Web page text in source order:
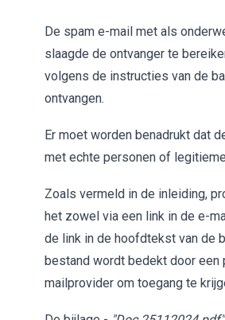
De spam e-mail met als
slaagde de ontvanger te
volgens de instructies van de
ontvangen.
Er moet worden benadrukt dat
met echte personen of
Zoals vermeld in de inleiding,
het zowel via een link in de e-
de link in de hoofdtekst van de
bestand wordt bedekt door een
mailprovider om toegang te